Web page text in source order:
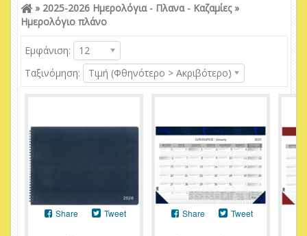
Είσοδος Εγγραφή
» 2025-2026 Ημερολόγια - Πλανα - Καζαμίες»
Ημερολόγιο πλάνο
Εμφάνιση:
12
Ταξινόμηση:
Τιμή (Φθηνότερο > Ακριβότερο)
Share Tweet Share Tweet